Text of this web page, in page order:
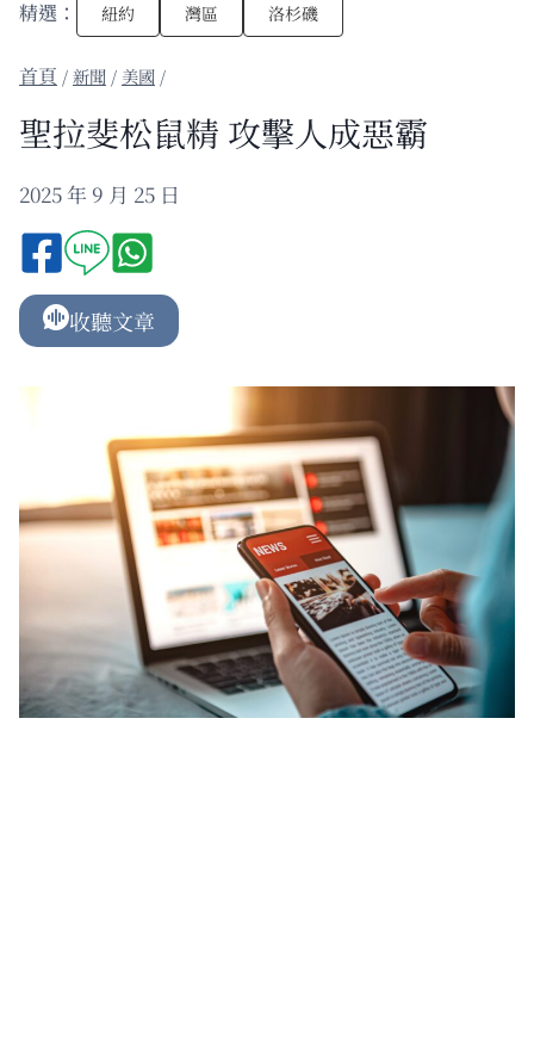
精選： 紐約 灣區 洛杉磯
/新聞 / 美國 /
聖拉斐松鼠精 攻擊人成惡霸
2025 年 9 月 25 日
收聽文章